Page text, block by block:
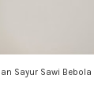
Sayur Sawi Bebola